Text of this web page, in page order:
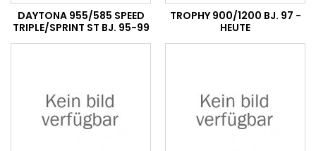
DAYTONA 955/585 SPEED
TRIPLE/SPRINT ST BJ. 95-99
TROPHY 900/1200 BJ. 97 -
HEUTE